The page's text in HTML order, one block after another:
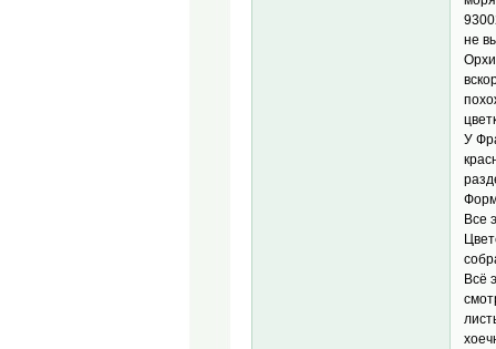
не
У
Все
Всё